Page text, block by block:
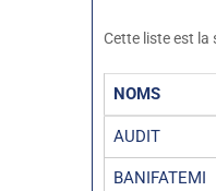
Cette liste est la
NOMS
AUDIT
BANIFATEMI